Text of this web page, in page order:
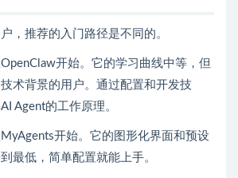
，推荐的入门路径是不同的。
OpenClaw开始。它的学习曲线中等，但
术背景的用户。通过配置和开发技
Agent的工作原理。
MyAgents开始。它的图形化界面和预设
最低，简单配置就能上手。